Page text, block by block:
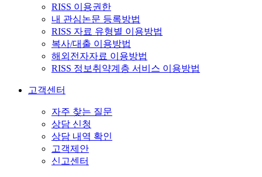
RISS 이용권한
내 관심논문 등록방법
RISS 자료 유형별 이용방법
복사/대출 이용방법
해외전자자료 이용방법
RISS 정보취약계층 서비스 이용방법
고객센터
자주 찾는 질문
상담 신청
상담 내역 확인
고객제안
신고센터